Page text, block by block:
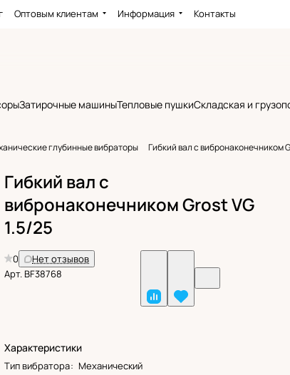
Оптовым клиентам Информация Контакты
Затирочные машиныТепловые пушкиСкладская и
глубинные вибраторы Гибкий вал с вибронаконечником
Гибкий вал с
вибронаконечником Grost VG
1.5/25
0
Нет отзывов
Арт.BF38768
Характеристики
Тип вибратора: Механический